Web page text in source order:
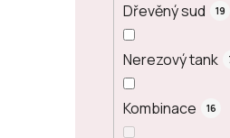
Dřevěný sud 19
Nerezový tank
Kombinace 16